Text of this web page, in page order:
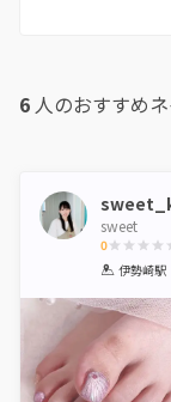
6 人のおすすめ
sweet
0
1 2 3 4 5
伊勢崎駅